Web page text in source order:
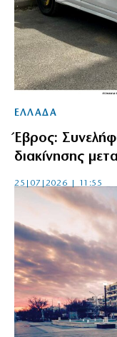
ΕΛΛΑΔΑ
Έβρος:
διακίνησης
25|07|2026 | 11:55